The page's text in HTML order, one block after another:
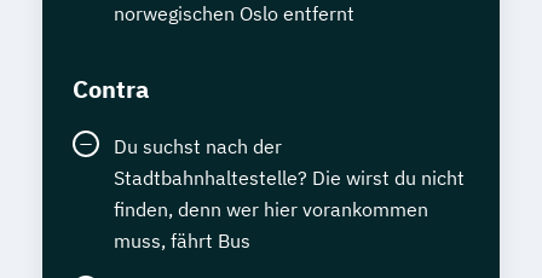
norwegischen Oslo entfernt
Contra
Du suchst nach der
Stadtbahnhaltestelle? Die wirst du nicht
finden, denn wer hier vorankommen
muss, fährt Bus